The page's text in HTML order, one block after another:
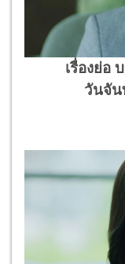
เรื่องย่อ
วันจัน